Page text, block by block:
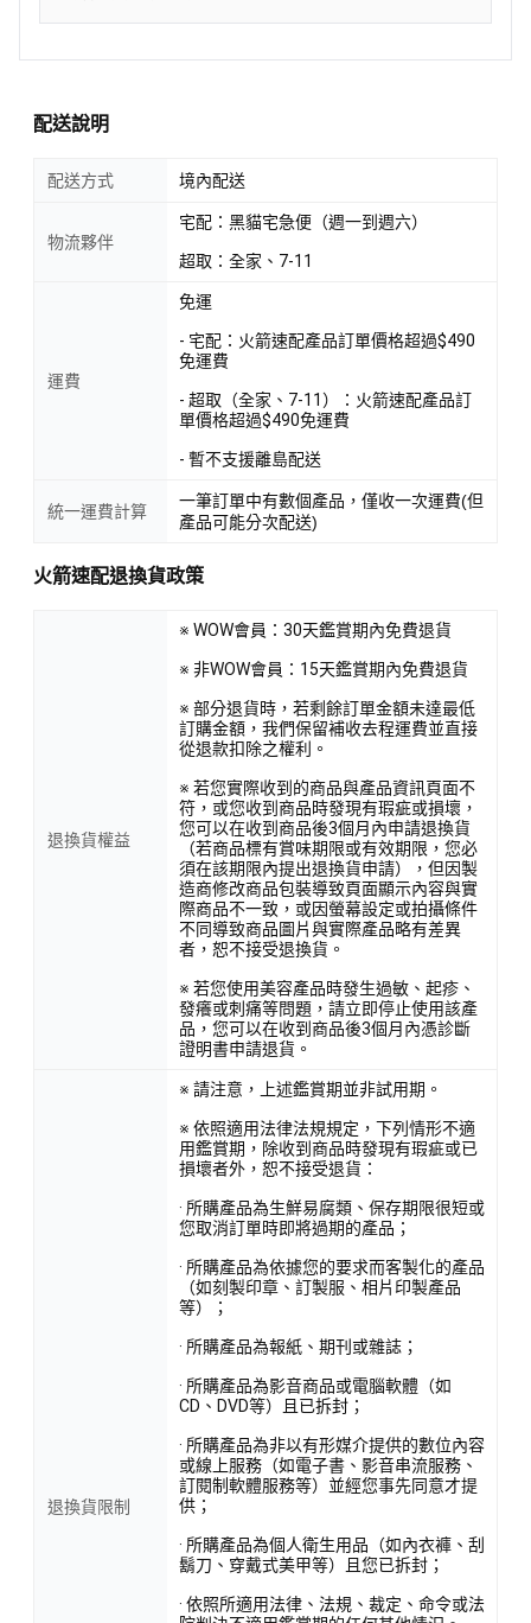
配送說明
配送方式 境內配送
物流夥伴
宅配：黑貓宅急便（週一到週六）
超取：全家、7-11
運費
免運
- 宅配：火箭速配產品訂單價格超過$490
免運費
- 超取（全家、7-11）：火箭速配產品訂
單價格超過$490免運費
- 暫不支援離島配送
統一運費計算
一筆訂單中有數個產品，僅收一次運費(但
產品可能分次配送)
火箭速配退換貨政策
退換貨權益
※ WOW會員：30天鑑賞期內免費退貨
※ 非WOW會員：15天鑑賞期內免費退貨
※ 部分退貨時，若剩餘訂單金額未達最低
訂購金額，我們保留補收去程運費並直接
從退款扣除之權利。
※ 若您實際收到的商品與產品資訊頁面不
符，或您收到商品時發現有瑕疵或損壞，
您可以在收到商品後3個月內申請退換貨
（若商品標有賞味期限或有效期限，您必
須在該期限內提出退換貨申請），但因製
造商修改商品包裝導致頁面顯示內容與實
際商品不一致，或因螢幕設定或拍攝條件
不同導致商品圖片與實際產品略有差異
者，恕不接受退換貨。
※ 若您使用美容產品時發生過敏、起疹、
發癢或刺痛等問題，請立即停止使用該產
品，您可以在收到商品後3個月內憑診斷
證明書申請退貨。
退換貨限制
※ 請注意，上述鑑賞期並非試用期。
※ 依照適用法律法規規定，下列情形不適
用鑑賞期，除收到商品時發現有瑕疵或已
損壞者外，恕不接受退貨：
· 所購產品為生鮮易腐類、保存期限很短或
您取消訂單時即將過期的產品；
· 所購產品為依據您的要求而客製化的產品
（如刻製印章、訂製服、相片印製產品
等）；
· 所購產品為報紙、期刊或雜誌；
· 所購產品為影音商品或電腦軟體（如
CD、DVD等）且已拆封；
· 所購產品為非以有形媒介提供的數位內容
或線上服務（如電子書、影音串流服務、
訂閱制軟體服務等）並經您事先同意才提
供；
· 所購產品為個人衛生用品（如內衣褲、刮
鬍刀、穿戴式美甲等）且您已拆封；
· 依照所適用法律、法規、裁定、命令或法